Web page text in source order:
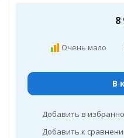
8
Очень мало
В
Добавить в
Добавить к